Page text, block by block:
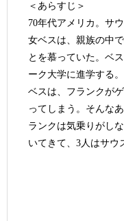
＜あらすじ＞
70年代アメリカ。サ
女ベスは、親族の中
とを慕っていた。ベ
ーク大学に進学する
ベスは、フランクが
ってしまう。そんな
ランクは気乗りがし
いてきて、3人はサウ